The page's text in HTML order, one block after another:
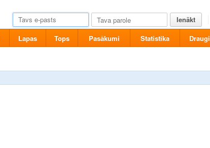
Ienākt
Lapas Tops Pasākumi Statistika Draugi